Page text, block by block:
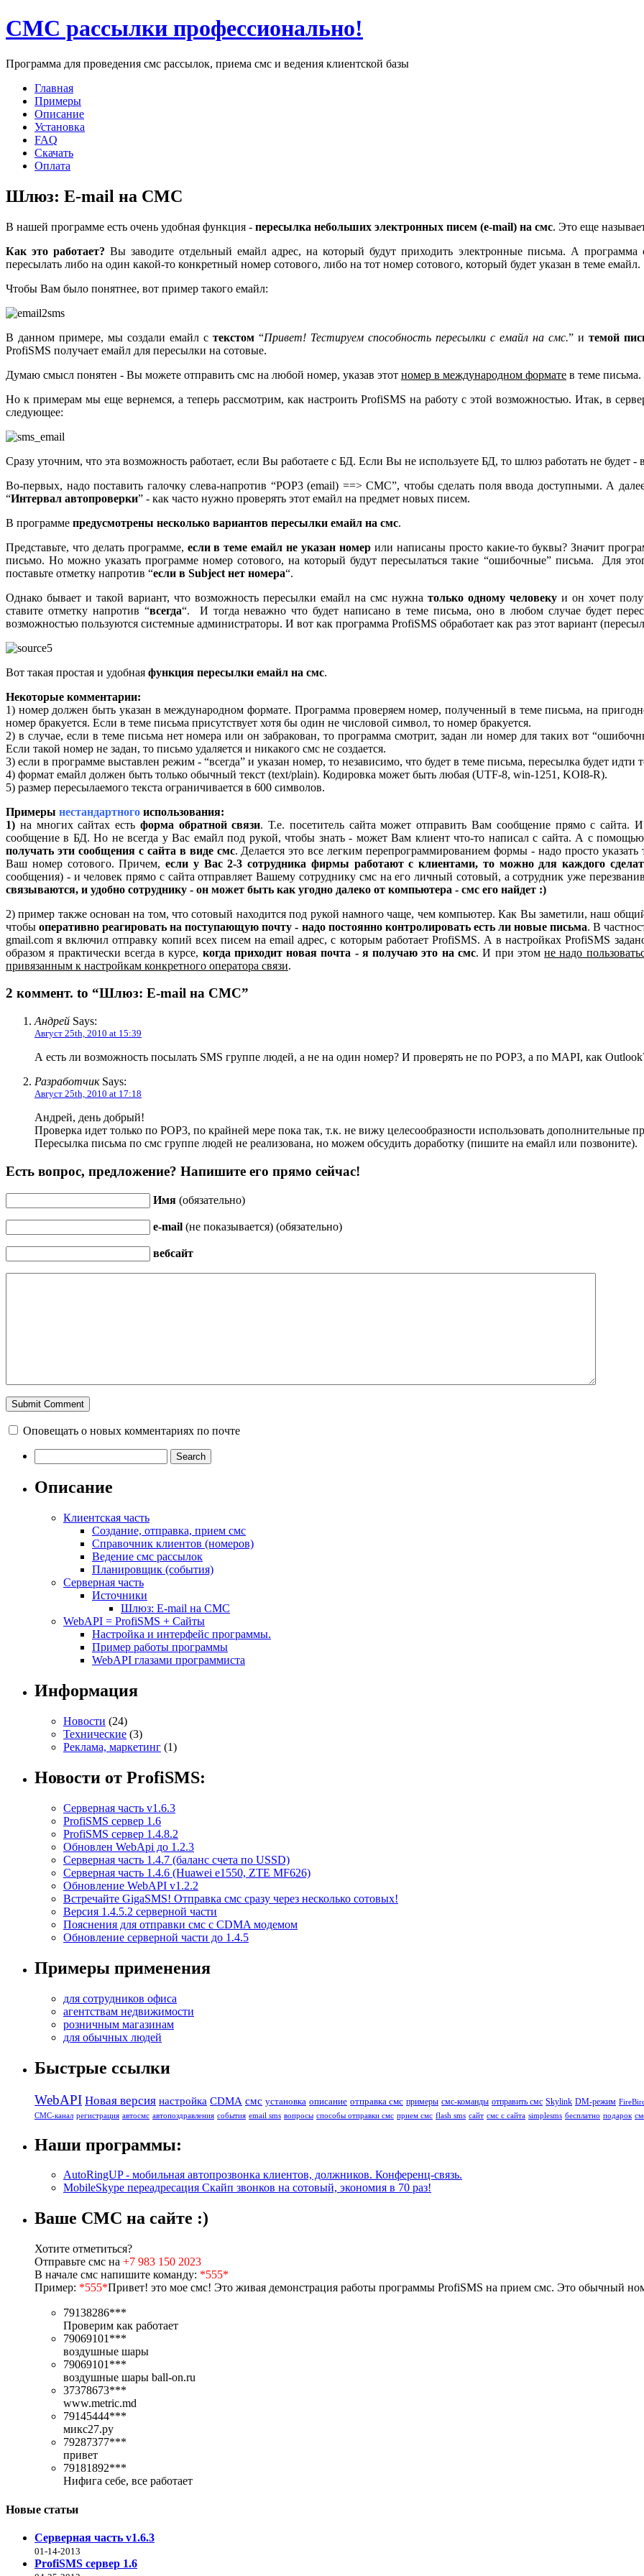
СМС рассылки профессионально!
Программа для проведения смс рассылок, приема смс и ведения клиентской базы
Главная
Примеры
Описание
Установка
FAQ
Скачать
Оплата
Шлюз: E-mail на СМС
В нашей программе есть очень удобная функция - пересылка небольших электронных писем (e-mail) на смс. Это еще
Как это работает? Вы заводите отдельный емайл адрес, на который будут приходить электронные письма. А программа
пересылать либо на один какой-то конкретный номер сотового, либо на тот номер сотового, который будет указан в теме емайл.
Чтобы Вам было понятнее, вот пример такого емайл:
В данном примере, мы создали емайл с текстом “Привет! Тестируем способность пересылки с емайл на смс.” и темой
ProfiSMS получает емайл для пересылки на сотовые.
Думаю смысл понятен - Вы можете отправить смс на любой номер, указав этот номер в международном формате в теме
Но к примерам мы еще вернемся, а теперь рассмотрим, как настроить ProfiSMS на работу с этой возможностью. Итак, в
следующее:
Сразу уточним, что эта возможность работает, если Вы работаете с БД. Если Вы не используете БД, то шлюз работать не будет -
Во-первых, надо поставить галочку слева-напротив “POP3 (email) ==> СМС”, чтобы сделать поля ввода доступными. А
“Интервал автопроверки” - как часто нужно проверять этот емайл на предмет новых писем.
В программе предусмотрены несколько вариантов пересылки емайл на смс.
Представьте, что делать программе, если в теме емайл не указан номерили написаны просто какие-то буквы? Значит
письмо. Но можно указать программе номер сотового, на который будут пересылаться такие “ошибочные” письма. Для
поставьте отметку напротив “если в Subject нет номера“.
Однако бывает и такой вариант, что возможность пересылки емайл на смс нужна только одному человеку и он хочет
ставите отметку напротив “всегда“. И тогда неважно что будет написано в теме письма, оно в любом случае будет
возможностью пользуются системные администраторы. И вот как программа ProfiSMS обработает как раз этот вариант
Вот такая простая и удобная функция пересылки емайл на смс.
Некоторые комментарии:
1) номер должен быть указан в международном формате. Программа проверяем номер, полученный в теме письма, на
номер бракуется. Если в теме письма присутствует хотя бы один не числовой символ, то номер бракуется.
2) в случае, если в теме письма нет номера или он забракован, то программа смотрит, задан ли номер для таких вот
Если такой номер не задан, то письмо удаляется и никакого смс не создается.
3) если в программе выставлен режим - “всегда” и указан номер, то независимо, что будет в теме письма, пересылка будет
4) формат емайл должен быть только обычный текст (text/plain). Кодировка может быть любая (UTF-8, win-1251, KOI8-R).
5) размер пересылаемого текста ограничивается в 600 символов.
Примеры нестандартного использования:
1) на многих сайтах есть форма обратной связи. Т.е. посетитель сайта может отправить Вам сообщение прямо с сайта.
сообщение в БД. Но не всегда у Вас емайл под рукой, чтобы знать - может Вам клиент что-то написал с сайта. А с
получать эти сообщения с сайта в виде смс. Делается это все легким перепрограммированием формы - надо просто
Ваш номер сотового. Причем, если у Вас 2-3 сотрудника фирмы работают с клиентами, то можно для каждого
сообщения) - и человек прямо с сайта отправляет Вашему сотруднику смс на его личный сотовый, а сотрудник уже
связываются, и удобно сотруднику - он может быть как угодно далеко от компьютера - смс его найдет :)
2) пример также основан на том, что сотовый находится под рукой намного чаще, чем компьютер. Как Вы заметили, наш
чтобыоперативно реагировать на поступающую почту - надо постоянно контролировать есть ли новые письма. В
gmail.com я включил отправку копий всех писем на email адрес, с которым работает ProfiSMS. А в настройках ProfiSMS
образом я практически всегда в курсе, когда приходит новая почта - я получаю это на смс. И при этомне надо
привязанным к настройкам конкретного оператора связи.
2 коммент. to “Шлюз: E-mail на СМС”
Андрей Says:
Август 25th, 2010 at 15:39
А есть ли возможность посылать SMS группе людей, а не на один номер? И проверять не по POP3, а по MAPI, как
РазработчикSays:
Август 25th, 2010 at 17:18
Андрей, день добрый!
Проверка идет только по POP3, по крайней мере пока так, т.к. не вижу целесообразности использовать дополнительные
Пересылка письма по смс группе людей не реализована, но можем обсудить доработку (пишите на емайл или позвоните).
Есть вопрос, предложение? Напишите его прямо сейчас!
Имя (обязательно)
e-mail (не показывается) (обязательно)
вебсайт
Оповещать о новых комментариях по почте
Описание
Клиентская часть
Создание, отправка, прием смс
Справочник клиентов (номеров)
Ведение смс рассылок
Планировщик (события)
Серверная часть
Источники
Шлюз: E-mail на СМС
WebAPI = ProfiSMS + Сайты
Настройка и интерфейс программы.
Пример работы программы
WebAPI глазами программиста
Информация
Новости (24)
Технические (3)
Реклама, маркетинг (1)
Новости от ProfiSMS:
Серверная часть v1.6.3
ProfiSMS сервер 1.6
ProfiSMS сервер 1.4.8.2
Обновлен WebApi до 1.2.3
Серверная часть 1.4.7 (баланс счета по USSD)
Серверная часть 1.4.6 (Huawei e1550, ZTE MF626)
Обновление WebAPI v1.2.2
Встречайте GigaSMS! Отправка смс сразу через несколько сотовых!
Версия 1.4.5.2 серверной части
Пояснения для отправки смс с CDMA модемом
Обновление серверной части до 1.4.5
Примеры применения
для сотрудников офиса
агентствам недвижимости
розничным магазинам
для обычных людей
Быстрые ссылки
WebAPI Новая версия настройка CDMA смс установка описание отправка смс примеры смс-команды отправить смс Skylink DM-режим FireBird
СМС-канал регистрация автосмс автопоздравления события email sms вопросы способы отправки смс прием смс flash sms сайт смс с сайта simplesms бесплатно подарок
Наши программы:
AutoRingUP - мобильная автопрозвонка клиентов, должников. Конференц-связь.
MobileSkype переадресация Скайп звонков на сотовый, экономия в 70 раз!
Ваше СМС на сайте :)
Хотите отметиться?
Отправьте смс на +7 983 150 2023
В начале смс напишите команду: *555*
Пример: *555*Привет! это мое смс! Это живая демонстрация работы программы ProfiSMS на прием смс. Это обычный
79138286***
Проверим как работает
79069101***
воздушные шары
79069101***
воздушные шары ball-on.ru
37378673***
www.metric.md
79145444***
микс27.ру
79287377***
привет
79181892***
Нифига себе, все работает
Новые статьи
Серверная часть v1.6.3
01-14-2013
ProfiSMS сервер 1.6